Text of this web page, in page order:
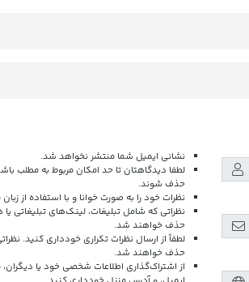
نشانی ایمیل شما منتشر نخواهد شد.
لطفا دیدگاهتان تا حد امکان مربوط به مطلب
حذف شوند.
نظرات خود را به صورت خوانا و با استفاده از
نظراتی که شامل تبلیغات، لینک‌های تبلیغاتی
حذف خواهند شد.
لطفاً از ارسال نظرات تکراری خودداری کنید.
حذف خواهند شد.
از اشتراک‌گذاری اطلاعات شخصی خود یا دیگران،